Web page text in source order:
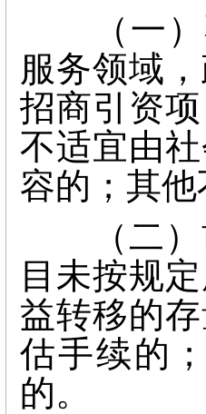
（一）不
服务领域
招商引资
不适宜由
容的；其
（二）前
目未按规
益转移的
估手续的
的。